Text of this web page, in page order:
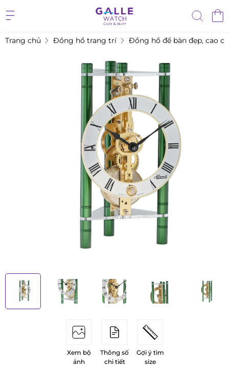
Trang chủ Đồng hồ trang trí Đồng hồ để bàn đẹp, cao
Xem bộ
ảnh
Thông số
chi tiết
Gợi ý tìm
size